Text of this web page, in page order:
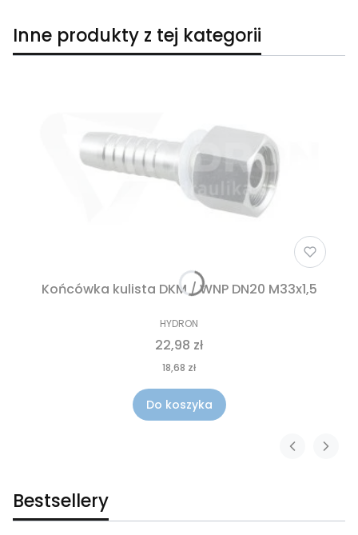
Inne produkty z tej kategorii
Końcówka kulista DKM / WNP DN20 M33x1,5
HYDRON
22,98 zł
18,68 zł
Do koszyka
Bestsellery